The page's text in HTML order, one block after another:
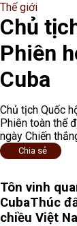
Thế giới
Chủ
Phiên
Cuba
Chủ tịch Quốc
Phiên toàn thể
ngày Chiến
Chia sẻ
Tôn vinh
CubaThúc
chiều Việt